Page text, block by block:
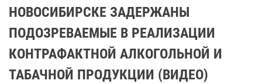
НОВОСИБИРСКЕ ЗАДЕРЖАНЫ
ПОДОЗРЕВАЕМЫЕ В РЕАЛИЗАЦИИ
КОНТРАФАКТНОЙ АЛКОГОЛЬНОЙ И
ТАБАЧНОЙ ПРОДУКЦИИ (ВИДЕО)